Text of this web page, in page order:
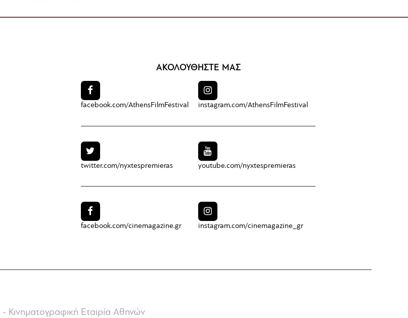
ΑΚΟΛΟΥΘΗΣΤΕ ΜΑΣ
facebook.com/AthensFilmFestival
twitter.com/nyxtespremieras
facebook.com/cinemagazine.gr
instagram.com/AthensFilmFestival
youtube.com/nyxtespremieras
instagram.com/cinemagazine_gr
Κινηματογραφική Εταιρία Αθηνών